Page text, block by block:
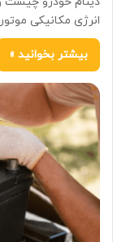
انرژی مکانیکی
بیشتر بخوانید »